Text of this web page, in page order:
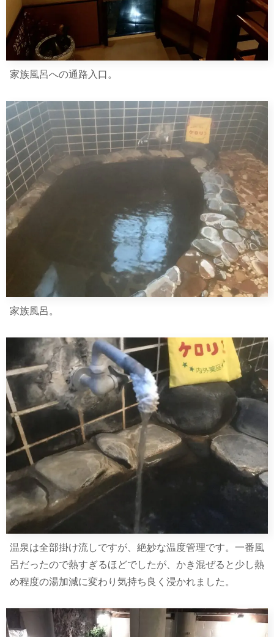
家族風呂への通路入口。
家族風呂。
温泉は全部掛け流しですが、絶妙な温度管理です。一番風
呂だったので熱すぎるほどでしたが、かき混ぜると少し熱
め程度の湯加減に変わり気持ち良く浸かれました。